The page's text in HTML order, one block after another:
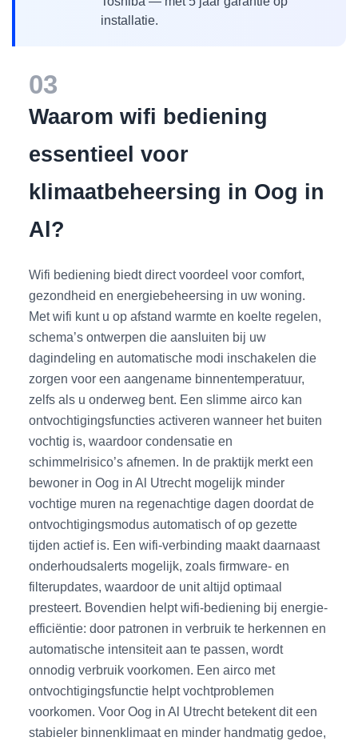
installatie.
03
Waarom wifi bediening
essentieel voor
klimaatbeheersing in Oog in
Al?
Wifi bediening biedt direct voordeel voor comfort,
gezondheid en energiebeheersing in uw woning.
Met wifi kunt u op afstand warmte en koelte regelen,
schema’s ontwerpen die aansluiten bij uw
dagindeling en automatische modi inschakelen die
zorgen voor een aangename binnentemperatuur,
zelfs als u onderweg bent. Een slimme airco kan
ontvochtigingsfuncties activeren wanneer het buiten
vochtig is, waardoor condensatie en
schimmelrisico’s afnemen. In de praktijk merkt een
bewoner in Oog in Al Utrecht mogelijk minder
vochtige muren na regenachtige dagen doordat de
ontvochtigingsmodus automatisch of op gezette
tijden actief is. Een wifi-verbinding maakt daarnaast
onderhoudsalerts mogelijk, zoals firmware- en
filterupdates, waardoor de unit altijd optimaal
presteert. Bovendien helpt wifi-bediening bij energie-
efficiëntie: door patronen in verbruik te herkennen en
automatische intensiteit aan te passen, wordt
onnodig verbruik voorkomen. Een airco met
ontvochtigingsfunctie helpt vochtproblemen
voorkomen. Voor Oog in Al Utrecht betekent dit een
stabieler binnenklimaat en minder handmatig gedoe,